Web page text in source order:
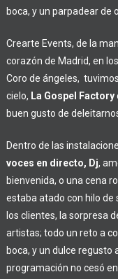
boca, y un parpadear de
Crearte Events, de la
corazón de Madrid, en
Coro de ángeles,
cielo, La Gospel Factory
buen gusto de
Dentro de las
voces en directo, Dj,
bienvenida, o una cena
estaba atado con hilo de
los clientes, la sorpresa
artistas; todo un reto a
boca, y un dulce regusto
programación no cesó